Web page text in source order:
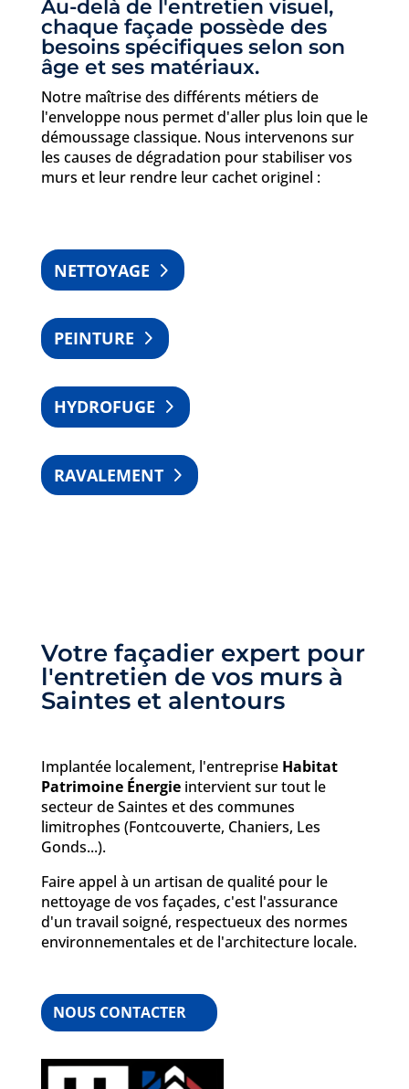
Au-delà de l'entretien visuel,
chaque façade possède des
besoins spécifiques selon son
âge et ses matériaux.
Notre maîtrise des différents métiers de
l'enveloppe nous permet d'aller plus loin que le
démoussage classique. Nous intervenons sur
les causes de dégradation pour stabiliser vos
murs et leur rendre leur cachet originel :
NETTOYAGE
PEINTURE
HYDROFUGE
RAVALEMENT
Votre façadier expert pour
l'entretien de vos murs à
Saintes et alentours
Implantée localement, l'entreprise Habitat
Patrimoine Énergieintervient sur tout le
secteur de Saintes et des communes
limitrophes (Fontcouverte, Chaniers, Les
Gonds...).
Faire appel à un artisan de qualité pour le
nettoyage de vos façades, c'est l'assurance
d'un travail soigné, respectueux des normes
environnementales et de l'architecture locale.
NOUS CONTACTER